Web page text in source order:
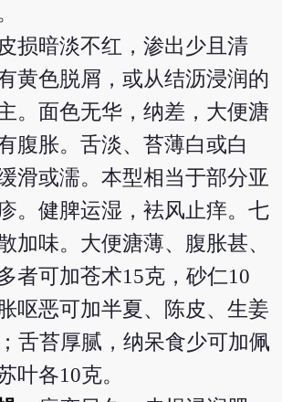
损暗淡不红，渗出少且清
黄色脱屑，或从结沥浸润的
。面色无华，纳差，大便溏
腹胀。舌淡、苔薄白或白
滑或濡。本型相当于部分亚
。健脾运湿，袪风止痒。七
加味。大便溏薄、腹胀甚、
者可加苍术15克，砂仁10
呕恶可加半夏、陈皮、生姜
舌苔厚腻，纳呆食少可加佩
叶各10克。